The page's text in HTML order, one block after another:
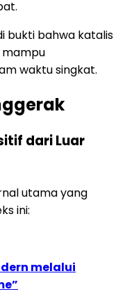
bukti bahwa katalis
mampu
waktu singkat.
dari Luar
utama yang
ini:
melalui